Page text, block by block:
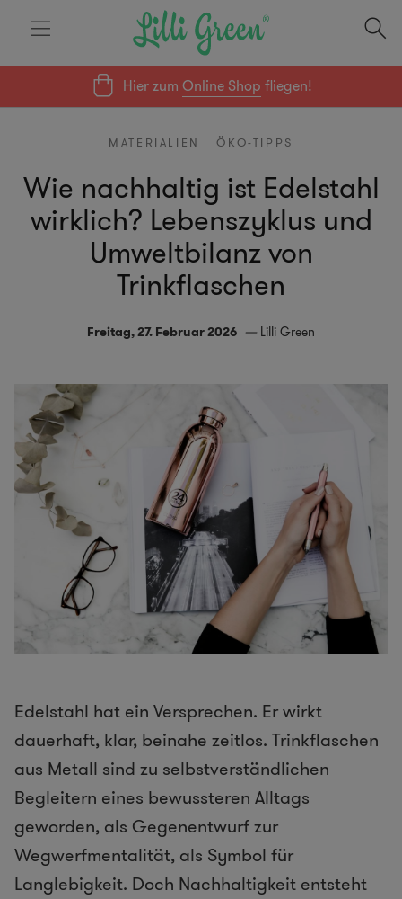
Hier zumOnline Shop fliegen!
MATERIALIEN ÖKO-TIPPS
Wie nachhaltig ist Edelstahl
wirklich? Lebenszyklus und
Umweltbilanz von
Trinkflaschen
Freitag, 27. Februar 2026 Lilli Green
Edelstahl hat ein Versprechen. Er wirkt
dauerhaft, klar, beinahe zeitlos. Trinkflaschen
aus Metall sind zu selbstverständlichen
Begleitern eines bewussteren Alltags
geworden, als Gegenentwurf zur
Wegwerfmentalität, als Symbol für
Langlebigkeit. Doch Nachhaltigkeit entsteht